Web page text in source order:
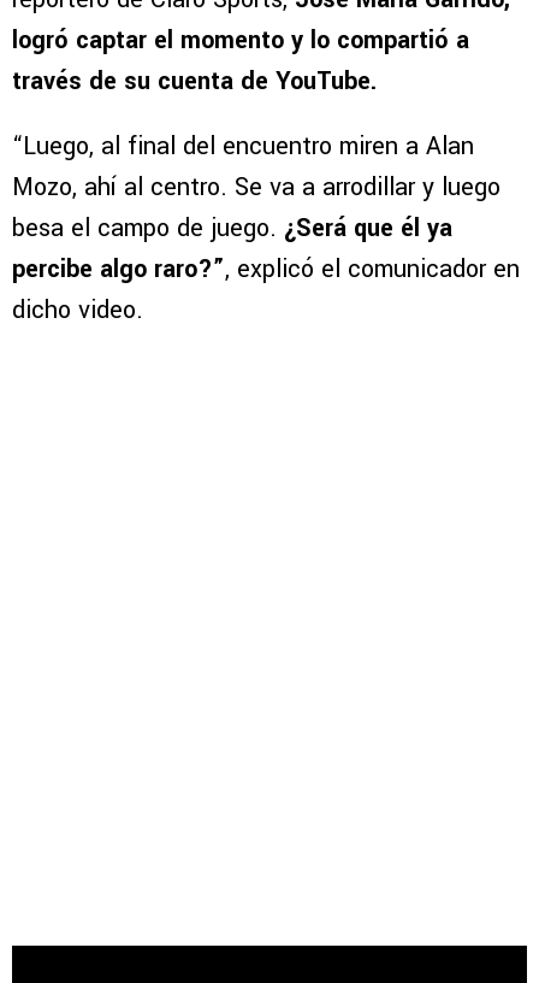
logró captar el momento y lo compartió a
través de su cuenta de YouTube.
“Luego, al final del encuentro miren a Alan
Mozo, ahí al centro. Se va a arrodillar y luego
besa el campo de juego. ¿Será que él ya
percibe algo raro?”, explicó el comunicador en
dicho video.